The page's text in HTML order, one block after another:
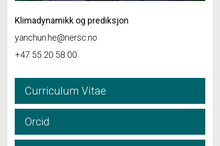
Klimadynamikk og prediksjon
yanchun.he@nersc.no
+47 55 20 58 00
Curriculum Vitae
Orcid